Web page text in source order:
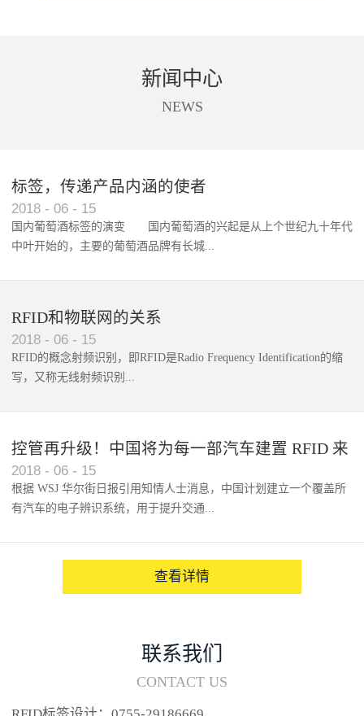
新闻中心
NEWS
标签，传递产品内涵的使者
2018 - 06 - 15
国内葡萄酒标签的演变 国内葡萄酒的兴起是从上个世纪九十年代
中叶开始的，主要的葡萄酒品牌有长城...
RFID和物联网的关系
2018 - 06 - 15
RFID的概念射频识别，即RFID是Radio Frequency Identification的缩
写，又称无线射频识别...
控管再升级！中国将为每一部汽车建置 RFID 来
架构辨识系统
2018 - 06 - 15
根据 WSJ 华尔街日报引用知情人士消息，中国计划建立一个覆盖所
有汽车的电子辨识系统，用于提升交通...
查看详情
联系我们
CONTACT US